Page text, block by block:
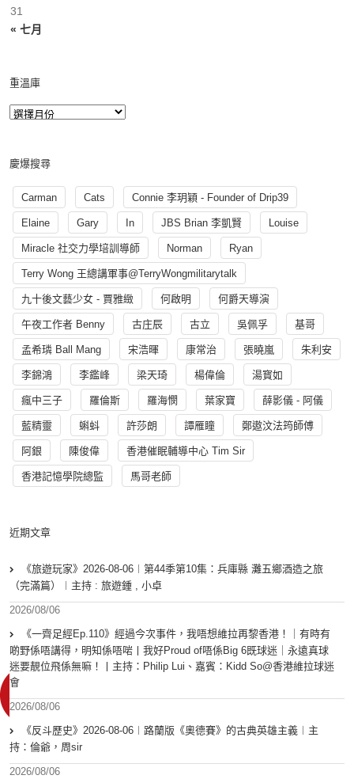
« 七月
31
重溫庫
慶爆搜尋
Carman Cats Connie 李玥穎 - Founder of Drip39
Elaine Gary In JBS Brian 李凱賢 Louise
Miracle 社交力學培訓導師 Norman Ryan
Terry Wong 王總講軍事@TerryWongmilitarytalk
九十後文藝少女 - 賈雅緻 何啟明 何爵天導演
午夜工作者 Benny 古庄辰 古立 吳佩孚 基哥
孟希璘 Ball Mang 宋浩暉 康常治 張曉嵐 朱利安
李錦鴻 李鑑峰 梁天琦 楊偉倫 湯寳如
瘋中三子 羅倫斯 羅海憫 葉家寶 薛影儀 - 阿儀
藍精靈 蝌蚪 許莎朗 譚雁瞳 鄭遨汶法筠師傅
阿銀 陳俊偉 香港催眠輔導中心 Tim Sir
香港記憶學院總監 馬哥老師
近期文章
《旅遊玩家》2026-08-06︱第44季第10集：兵庫縣 灘五鄉酒造之旅
（完滿篇）︱主持 : 旅遊鍾 , 小卓
2026/08/06
《一齊足經Ep.110》經過今次事件，我唔想維拉再黎香港！｜有時有
啲野係唔講得，明知係唔啱丨我好Proud of唔係Big 6既球迷｜永遠真球
迷要靚位飛係無嘛！丨主持：Philip Lui、嘉賓：Kidd So@香港維拉球迷
會
2026/08/06
《反斗歷史》2026-08-06︱路蘭版《奧德賽》的古典英雄主義︱主
持：倫爺，周sir
2026/08/06